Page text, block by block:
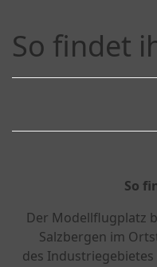
So findet
So
Der Modellflugplatz
Salzbergen im
des Industriegebietes